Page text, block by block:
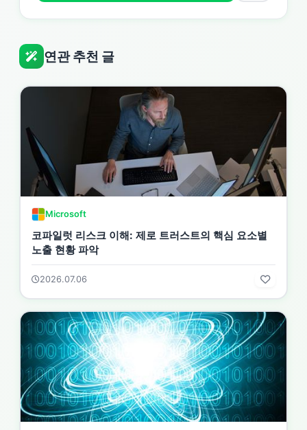
연관 추천 글
Microsoft
코파일럿 리스크 이해: 제로 트러스트의 핵심 요소별
노출 현황 파악
2026.07.06